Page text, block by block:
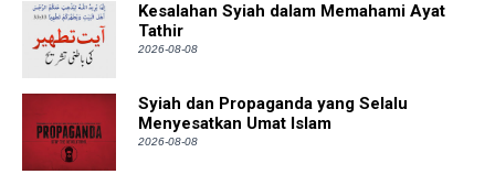
Kesalahan Syiah dalam Memahami Ayat
Tathir
2026-08-08
Syiah dan Propaganda yang Selalu
Menyesatkan Umat Islam
2026-08-08